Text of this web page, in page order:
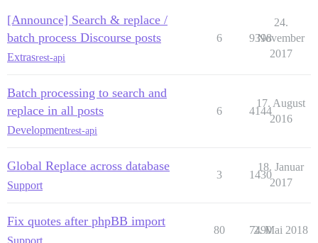
[Announce] Search & replace /
batch process Discourse posts
Extrasrest-api
6 9398
24.
November
2017
Batch processing to search and
replace in all posts
Developmentrest-api
6 4144
17. August
2016
Global Replace across database
Support
3 1430
18. Januar
2017
Fix quotes after phpBB import
80 7490
2. Mai 2018